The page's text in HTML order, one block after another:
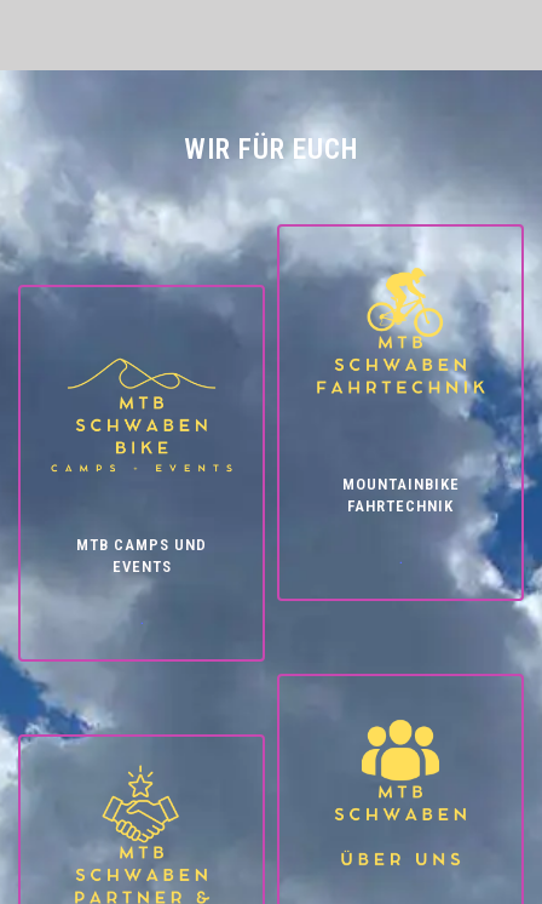
WIR FÜR EUCH
MTB CAMPS UND
EVENTS
.
MOUNTAINBIKE
FAHRTECHNIK
.